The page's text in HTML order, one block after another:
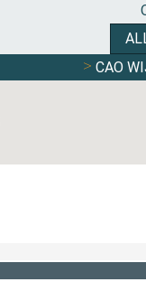
CAO